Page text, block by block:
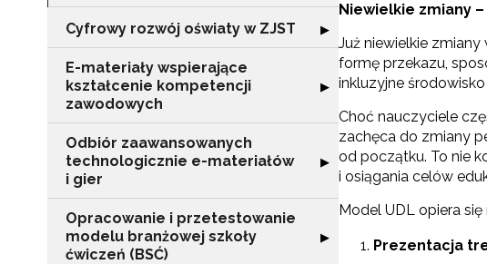
Cyfrowy rozwój oświaty w ZJST Rozwiń sekcję "Cyfrowy
▶
E-materiały wspierające
kształcenie kompetencji
zawodowych
Rozwiń sekcję "E-materiały
▶
Odbiór zaawansowanych
technologicznie e-materiałów
i gier
Rozwiń sekcję "Odbiór
▶
Opracowanie i przetestowanie
modelu branżowej szkoły
ćwiczeń (BSĆ)
Rozwiń sekcję "Opracowanie i
▶
Niewielkie zmiany
Już niewielkie
formę przekazu,
inkluzyjne
Choć nauczyciele
zachęca do zmiany
od początku. To nie
i osiągania celów
Model UDL opiera
Prezentacja